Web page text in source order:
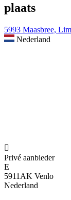
plaats
5993 Maasbree,
Nederland

Privé aanbieder
E
5911AK Venlo
Nederland